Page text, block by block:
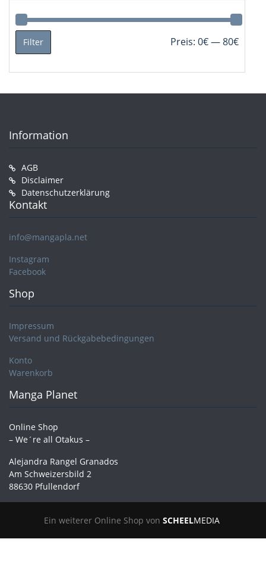
Min.
Max.
Filter Preis: 0€—80€
Information
AGB
Disclaimer
Datenschutzerklärung
Kontakt
info@mangapla.net
Instagram
Facebook
Shop
Impressum
Versand und Rückgabebedingungen
Konto
Warenkorb
Manga Planet
Online Shop
– We´re all Otakus –
Alejandra Rangel Granados
Am Schweizersbild 2
88630 Pfullendorf
Ein weiterer Online Shop von SCHEELMEDIA